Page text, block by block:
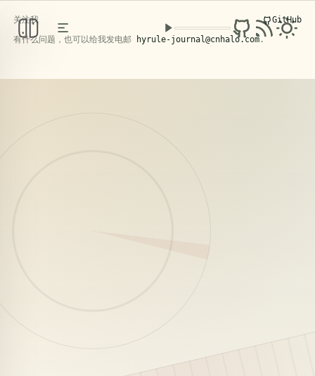
PERSONAL KNOWLEDGE BASE
/ FIELD NOTES
关注我
GitHub
有什么问题，也可以给我发电邮
hyrule-journal@cnhalo.com.